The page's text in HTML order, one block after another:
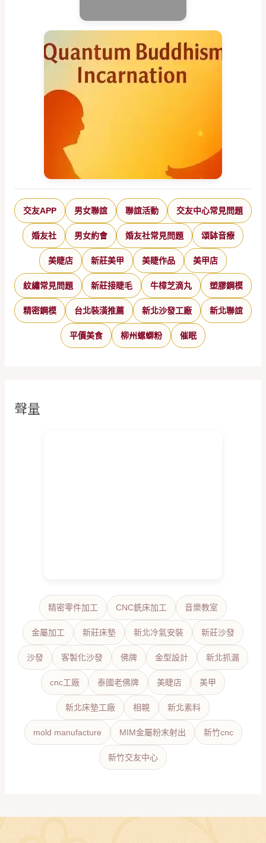
交友APP 男女聯誼 聯誼活動 交友中心常見問題
婚友社 男女約會 婚友社常見問題 頌缽音療
美睫店 新莊美甲 美睫作品 美甲店
紋繡常見問題 新莊接睫毛 牛樟芝滴丸 塑膠鋼模
精密鋼模 台北裝潢推薦 新北沙發工廠 新北聯誼
平價美食 柳州螺螄粉 催眠
聲量
精密零件加工 CNC銑床加工 音樂教室
金屬加工 新莊床墊 新北冷氣安裝 新莊沙發
沙發 客製化沙發 佛牌 金型設計 新北抓漏
cnc工廠 泰國老佛牌 美睫店 美甲
新北床墊工廠 相親 新北素料
mold manufacture MIM金屬粉末射出 新竹cnc
新竹交友中心